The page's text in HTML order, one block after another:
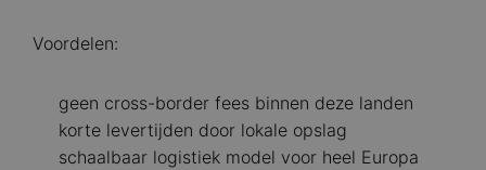
Voordelen:
geen cross-border fees binnen deze landen
korte levertijden door lokale opslag
schaalbaar logistiek model voor heel Europa